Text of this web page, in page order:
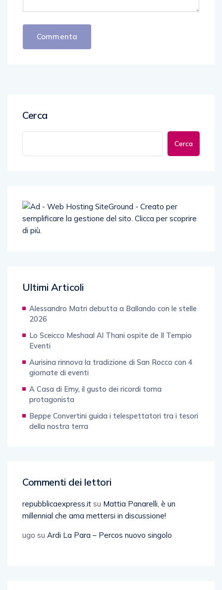
Cerca
Cerca
Ultimi Articoli
Alessandro Matri debutta a Ballando con le stelle
2026
Lo Sceicco Meshaal Al Thani ospite de Il Tempio
Eventi
Aurisina rinnova la tradizione di San Rocco con 4
giornate di eventi
A Casa di Emy, il gusto dei ricordi torna
protagonista
Beppe Convertini guida i telespettatori tra i tesori
della nostra terra
Commenti dei lettori
repubblicaexpress.it su Mattia Panarelli, è un
millennial che ama mettersi in discussione!
ugo su Ardi La Para – Percos nuovo singolo